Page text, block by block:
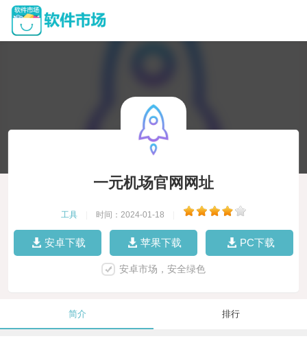
一元机场官网网址
工具 时间：2024-01-18
安卓下载 苹果下载 PC下载
安卓市场，安全绿色
简介 排行